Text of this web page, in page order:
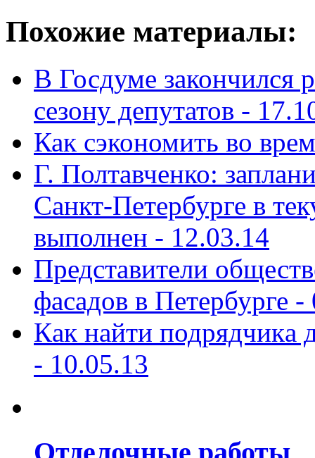
Похожие материалы:
В Госдуме закончился
сезону депутатов -
Как сэкономить во
Г. Полтавченко:
Санкт-Петербурге в
выполнен - 12.03.14
Представители
фасадов в Петербурге -
Кaк найти подрядчикa
- 10.05.13